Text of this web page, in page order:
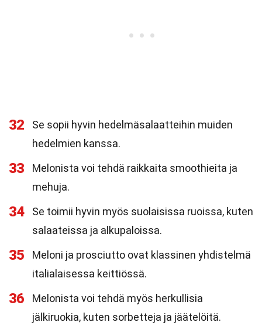
32
Se sopii hyvin hedelmäsalaatteihin muiden
hedelmien kanssa.
33
Melonista voi tehdä raikkaita smoothieita ja
mehuja.
34
Se toimii hyvin myös suolaisissa ruoissa, kuten
salaateissa ja alkupaloissa.
35
Meloni ja prosciutto ovat klassinen yhdistelmä
italialaisessa keittiössä.
36
Melonista voi tehdä myös herkullisia
jälkiruokia, kuten sorbetteja ja jäätelöitä.